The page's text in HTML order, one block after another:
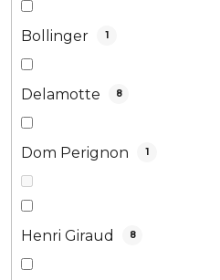
Bollinger 1
Delamotte 8
Dom Perignon 1
Henri Giraud 8